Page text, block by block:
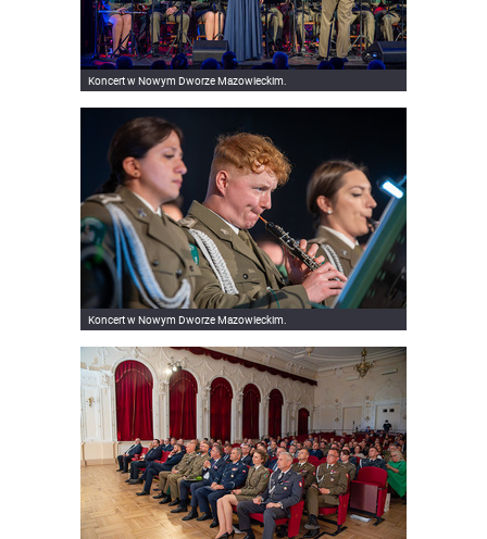
Koncert w Nowym Dworze Mazowieckim.
Koncert w Nowym Dworze Mazowieckim.